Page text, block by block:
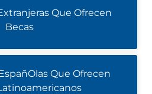
Que Ofrecen
Becas
Que Ofrecen